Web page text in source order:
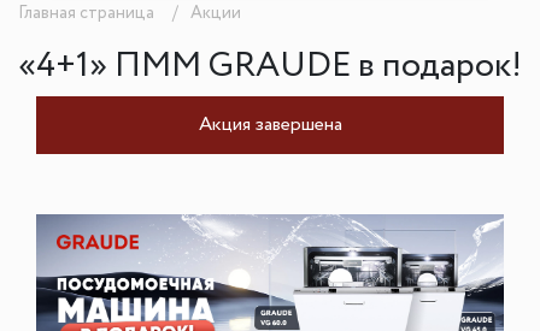
Главная страница Акции
«4+1» ПММ GRAUDE в подарок!
Акция завершена